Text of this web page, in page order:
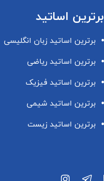
برترین اساتید
برترین اساتید زبان انگلیسی
برترین اساتید ریاضی
برترین اساتید فیزیک
برترین اساتید شیمی
برترین اساتید زیست